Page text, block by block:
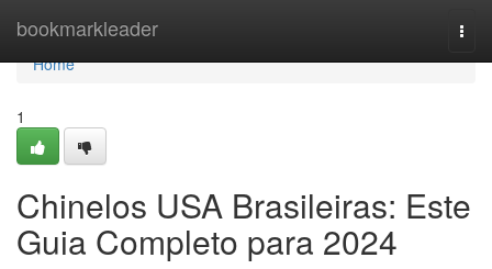
bookmarkleader
Home
Home
1
Chinelos USA Brasileiras: Este
Guia Completo para 2024